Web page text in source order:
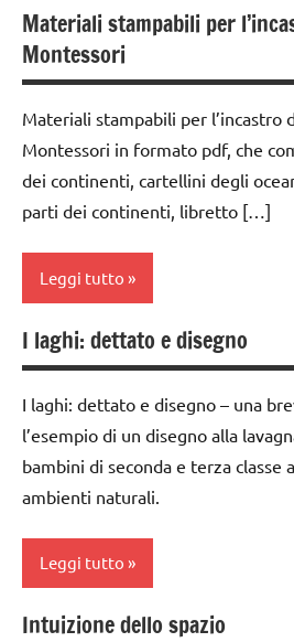
TUTTI GLI
ARGOMENTI
PER ETA'
GEOGRAFIA
MONTESSORI
e
cartine
ARGOMENTI
TUTTI GLI
classe
1a
2a
3 ai
6
dai
anni
DIDATTICA
MONTESSORI
e
cartine
Terra
Materiali stampabili per
Montessori
Materiali stampabili per l’incastro
Montessori in formato pdf, che
dei continenti, cartellini degli
parti dei continenti, libretto […]
Leggi tutto
classe
1a
classe
2a
3a
materiali
I laghi: dettato e disegno
I laghi: dettato e disegno – una
l’esempio di un disegno alla
bambini di seconda e terza classe
ambienti naturali.
Leggi tutto
ambienti
Intuizione dello spazio